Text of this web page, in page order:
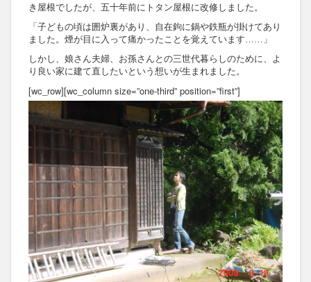
き屋根でしたが、五十年前にトタン屋根に改修しました。
「子どもの頃は囲炉裏があり、自在鉤に鍋や鉄瓶が掛けてあり
ました。煙が目に入って痛かったことを覚えています……」
しかし、娘さん夫婦、お孫さんとの三世代暮らしのために、よ
り良い家に建て直したいという想いが生まれました。
[wc_row][wc_column size=”one-third” position=”first”]